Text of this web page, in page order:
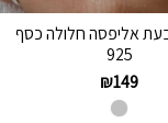
אליפסה חלולה כסף
925
₪149